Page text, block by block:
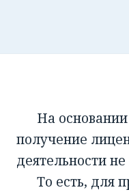
На основании
получение
деятельности
То есть, для